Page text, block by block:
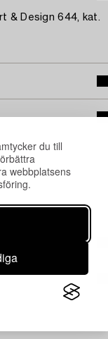
du till
webbplatsens
& Design 644, kat.
(Tjänstledig)